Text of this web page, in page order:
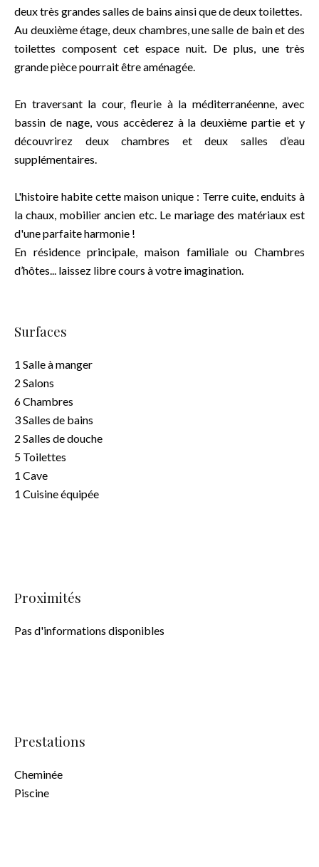
deux très grandes salles de bains ainsi que de deux toilettes.
Au deuxième étage, deux chambres, une salle de bain et des
toilettes composent cet espace nuit. De plus, une très
grande pièce pourrait être aménagée.
En traversant la cour, fleurie à la méditerranéenne, avec
bassin de nage, vous accèderez à la deuxième partie et y
découvrirez deux chambres et deux salles d’eau
supplémentaires.
L'histoire habite cette maison unique : Terre cuite, enduits à
la chaux, mobilier ancien etc. Le mariage des matériaux est
d'une parfaite harmonie !
En résidence principale, maison familiale ou Chambres
d’hôtes... laissez libre cours à votre imagination.
Surfaces
1 Salle à manger
2 Salons
6 Chambres
3 Salles de bains
2 Salles de douche
5 Toilettes
1 Cave
1 Cuisine équipée
Proximités
Pas d'informations disponibles
Prestations
Cheminée
Piscine